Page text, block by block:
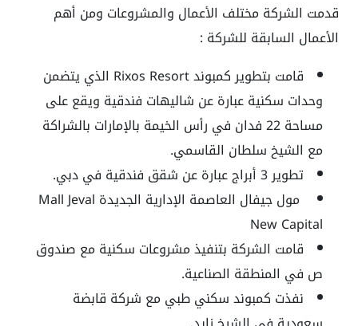
قدمت الشركة مختلف الأعمال والمشروعات ومن أهم
الأعمال السابقة للشركة :
قامت بتطوير كمبوند Rixos Resort الذي يتضمن
وحدات سكنية عبارة عن شاليهات فندقية ويقع على
مساحة 22 فدان في رأس الخيمة بالإمارات بالشراكة
مع الشيخ سلطان القاسمي.
تطوير 3 أبراج عبارة عن شقق فندقية في دبي.
مول جيفال العاصمة الإدارية الجديدة Mall Jeval
New Capital
قامت الشركة بتنفيذ مشروعات سكنية مع صندوق
ص في المنطقة الصناعية.
نفذت كمبوند سكني طبي مع شركة قابضة